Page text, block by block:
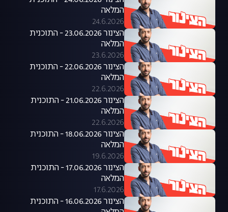
המלאה
24.6.2026
הצינור 23.06.2026 - התוכנית
המלאה
23.6.2026
הצינור 22.06.2026 - התוכנית
המלאה
22.6.2026
הצינור 21.06.2026 - התוכנית
המלאה
22.6.2026
הצינור 18.06.2026 - התוכנית
המלאה
19.6.2026
הצינור 17.06.2026 - התוכנית
המלאה
17.6.2026
הצינור 16.06.2026 - התוכנית